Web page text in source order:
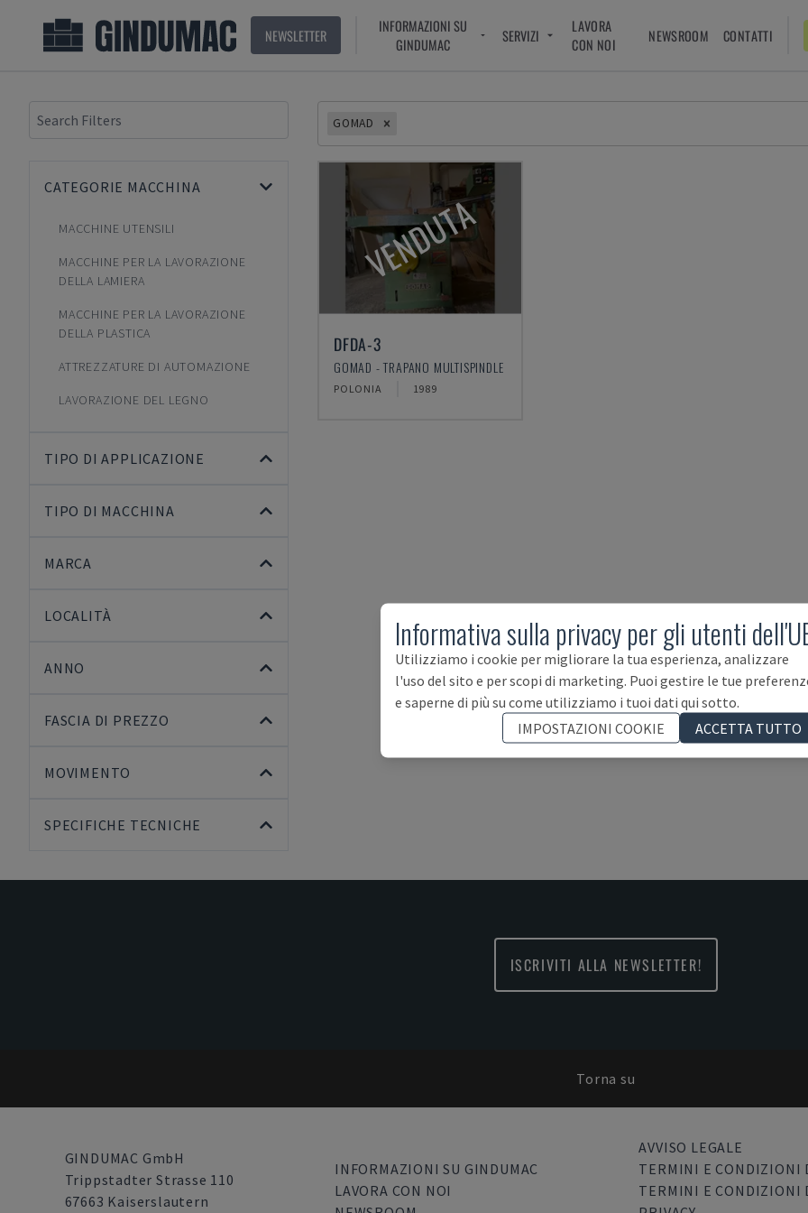
NEWSLETTER
INFORMAZIONI SU
GINDUMAC
SERVIZI
LAVORA
CON NOI
NEWSROOM CONTATTI
CATEGORIE MACCHINA
MACCHINE UTENSILI
MACCHINE PER LA LAVORAZIONE
DELLA LAMIERA
MACCHINE PER LA LAVORAZIONE
DELLA PLASTICA
ATTREZZATURE DI AUTOMAZIONE
LAVORAZIONE DEL LEGNO
TIPO DI APPLICAZIONE
TIPO DI MACCHINA
MARCA
LOCALITÀ
ANNO
FASCIA DI PREZZO
MOVIMENTO
SPECIFICHE TECNICHE
GOMAD
VENDUTA
DFDA-3
GOMAD - TRAPANO MULTISPINDLE
POLONIA 1989
ISCRIVITI ALLA NEWSLETTER!
Torna su
GINDUMAC GmbH
Trippstadter Strasse 110
67663 Kaiserslautern
INFORMAZIONI SU GINDUMAC
LAVORA CON NOI
AVVISO LEGALE
TERMINI E CONDIZIONI
TERMINI E CONDIZIONI
Informativa sulla privacy per gli utenti
Utilizziamo i cookie per migliorare la tua esperienza, analizzare
l'uso del sito e per scopi di marketing. Puoi gestire le tue
e saperne di più su come utilizziamo i tuoi dati qui sotto.
IMPOSTAZIONI COOKIE
ACCETTA TUTTO